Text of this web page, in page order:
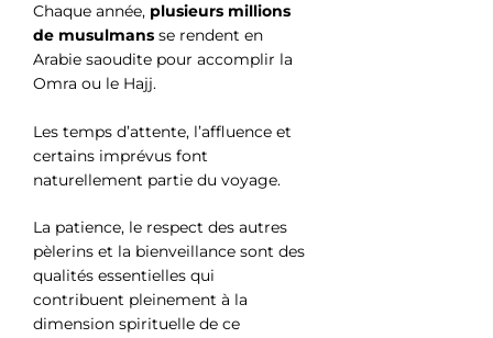
Chaque année, plusieurs millions
de musulmans se rendent en
Arabie saoudite pour accomplir la
Omra ou le Hajj.
Les temps d’attente, l’affluence et
certains imprévus font
naturellement partie du voyage.
La patience, le respect des autres
pèlerins et la bienveillance sont des
qualités essentielles qui
contribuent pleinement à la
dimension spirituelle de ce